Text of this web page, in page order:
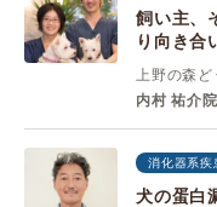
飼い主、
り向き合
上野の森
内村 祐介
消化器系疾
犬の蛋白